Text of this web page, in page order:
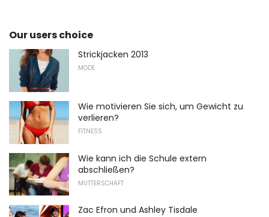
Our users choice
Strickjacken 2013
MODE
Wie motivieren Sie sich, um Gewicht zu
verlieren?
FITNESS
Wie kann ich die Schule extern
abschließen?
MUTTERSCHAFT
Zac Efron und Ashley Tisdale